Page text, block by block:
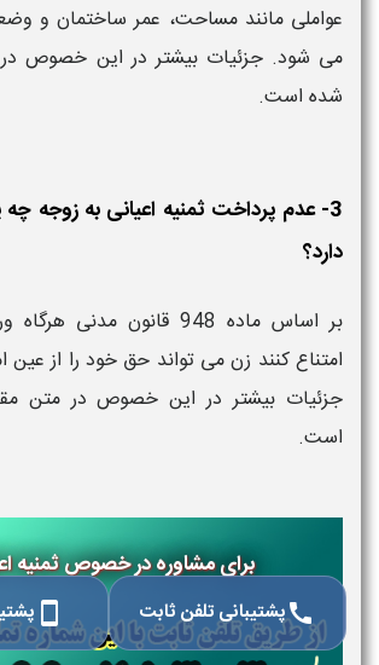
عواملی مانند مساحت، عمر ساختمان و
می‌ شود. جزئیات بیشتر در این خصوص در
شده است.
3- عدم پرداخت ثمنیه اعیانی به زوجه چه
دارد؟
بر اساس ماده 948 قانون
امتناع کنند زن می‌ تواند حق خود را از عین
جزئیات بیشتر در این خصوص در متن
است.
برای مشاوره در خصوص ثمنیه
callپشتیبانی تلفن ثابت smartphone